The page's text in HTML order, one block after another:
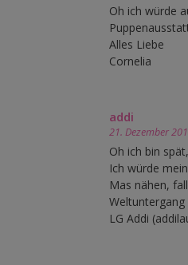
Oh ich würde
Alles Liebe
Cornelia
addi
21. Dezember
Oh ich bin
Ich würde
Mas nähen,
Weltuntergang
LG Addi